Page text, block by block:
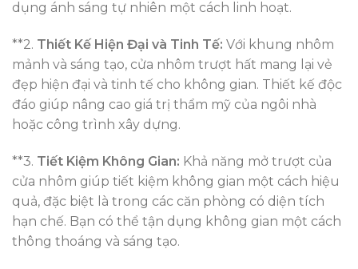
dụng ánh sáng tự nhiên một cách linh hoạt.
**2. Thiết Kế Hiện Đại và Tinh Tế: Với khung nhôm
mảnh và sáng tạo, cửa nhôm trượt hất mang lại vẻ
đẹp hiện đại và tinh tế cho không gian. Thiết kế độc
đáo giúp nâng cao giá trị thẩm mỹ của ngôi nhà
hoặc công trình xây dựng.
**3. Tiết Kiệm Không Gian: Khả năng mở trượt của
cửa nhôm giúp tiết kiệm không gian một cách hiệu
quả, đặc biệt là trong các căn phòng có diện tích
hạn chế. Bạn có thể tận dụng không gian một cách
thông thoáng và sáng tạo.